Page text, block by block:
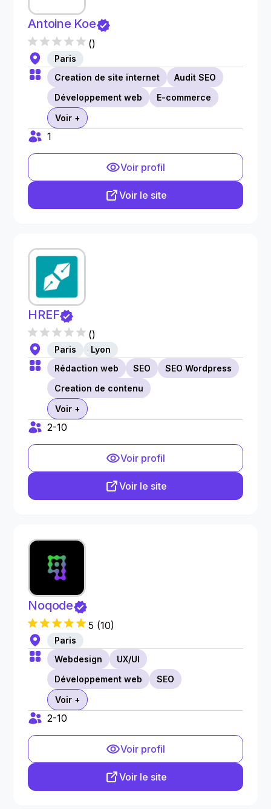
Antoine Koe
()
Paris
Creation de site internet
Audit SEO
Développement web
E-commerce
Voir +
1
Voir profil
Voir le site
HREF
()
Paris
Lyon
Rédaction web
SEO
SEO Wordpress
Creation de contenu
Voir +
2-10
Voir profil
Voir le site
Noqode
5 (10)
Paris
Webdesign
UX/UI
Développement web
SEO
Voir +
2-10
Voir profil
Voir le site